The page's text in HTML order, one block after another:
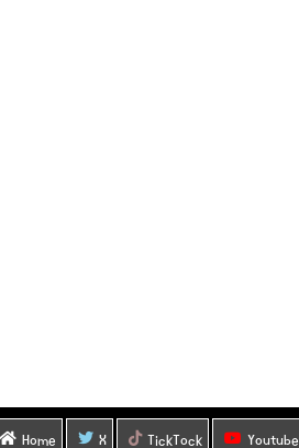
Home X TickTock Youtube